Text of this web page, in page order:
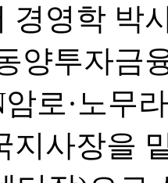
경영학 박
양투자금
암로·노무
지사장을